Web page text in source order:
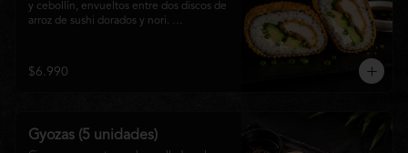
y cebollín, envueltos entre dos discos de
arroz de sushi dorados y nori.
tradición japonesa con el sabor nikkei en
cada bocado.
$6.990
Gyozas (5 unidades)